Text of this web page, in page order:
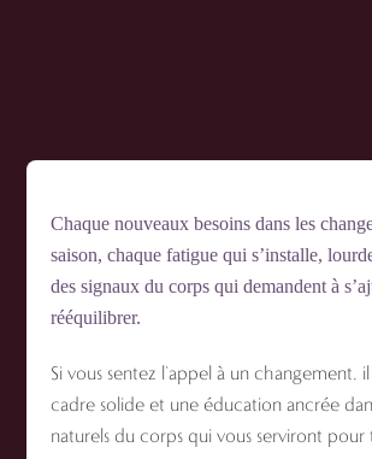
Chaque nouveaux besoins dans les
saison, chaque fatigue qui s’installe,
des signaux du corps qui demandent à
rééquilibrer.
Si vous sentez l’appel à un changement,
cadre solide et une éducation ancrée
naturels du corps qui vous serviront pour